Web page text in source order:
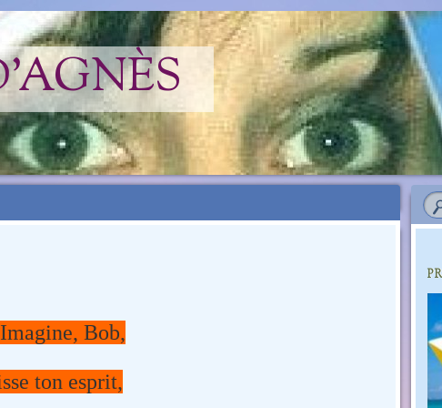
Bob,
ton esprit,